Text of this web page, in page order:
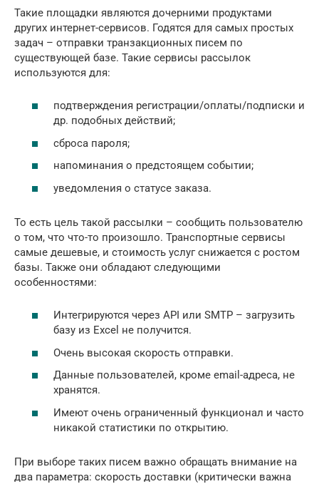
Такие площадки являются дочерними продуктами
других интернет-сервисов. Годятся для самых простых
задач – отправки транзакционных писем по
существующей базе. Такие сервисы рассылок
используются для:
подтверждения регистрации/оплаты/подписки и
др. подобных действий;
сброса пароля;
напоминания о предстоящем событии;
уведомления о статусе заказа.
То есть цель такой рассылки – сообщить пользователю
о том, что что-то произошло. Транспортные сервисы
самые дешевые, и стоимость услуг снижается с ростом
базы. Также они обладают следующими
особенностями:
Интегрируются через API или SMTP – загрузить
базу из Excel не получится.
Очень высокая скорость отправки.
Данные пользователей, кроме email-адреса, не
хранятся.
Имеют очень ограниченный функционал и часто
никакой статистики по открытию.
При выборе таких писем важно обращать внимание на
два параметра: скорость доставки (критически важна